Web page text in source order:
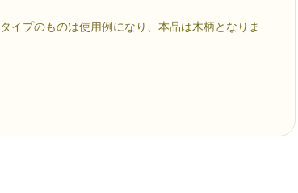
イプのものは使用例になり、本品は木柄となりま